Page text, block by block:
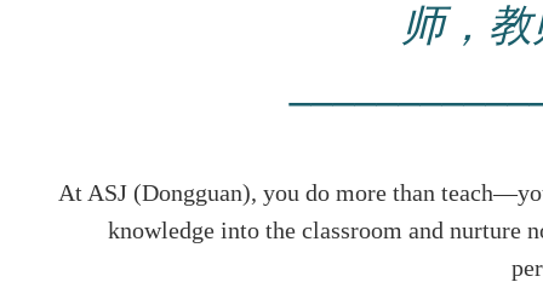
师，
At ASJ (Dongguan), you do more than
knowledge into the classroom and nurture